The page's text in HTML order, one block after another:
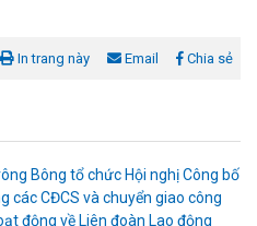
In trang này Email Chia sẻ
Bông tổ chức Hội nghị Công bố
các CĐCS và chuyển giao công
động về Liên đoàn Lao động